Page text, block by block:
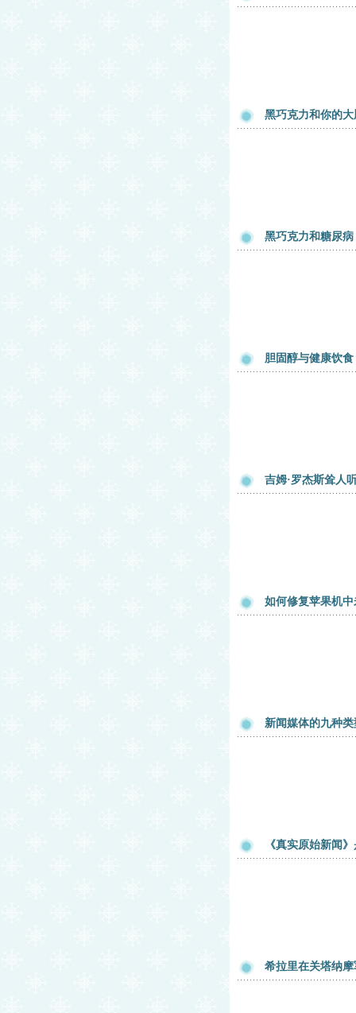
黑巧克力和你的大
黑巧克力和糖尿
胆固醇与健康饮食
吉姆·罗杰斯耸人
如何修复苹果机
新闻媒体的九种类
《真实原始新闻
希拉里在关塔纳